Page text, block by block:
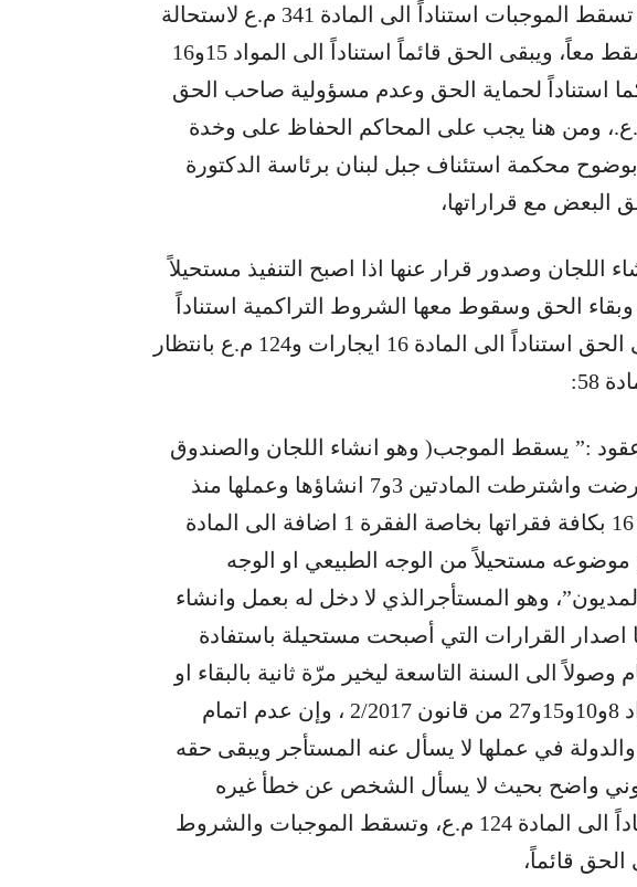
والمفترض توفرها بالتزامن، كما تسقط الموجبات استناداً الى المادة 341 م.ع لاستحالة
تطبيقها، فإما ان تطبق معاً او تسقط معاً، ويبقى الحق قائماً استناداً الى المواد 15و16
استناداً لحماية الحق وعدم مسؤولية صاحب الحق
المستأجر وفقاً للمادة 124م.ع.، ومن هنا يجب على المحاكم الحفاظ على وخدة
محكمة استئناف جبل لبنان برئاسة الدكتورة
البعض مع قراراتها،
وصدور قرار عنها اذا اصبح التنفيذ مستحيلاً
الحق وسقوط معها الشروط التراكمية استناداً
الى المادة 341م.ع والحفاظ على الحق استناداً الى المادة 16 ايجارات و124 م.ع بانتظار
58:
341 موجبات وعقود :” يسقط الموجب( وهو انشاء اللجان والصندوق
التي لم تؤلف ولم تعمل والتي فرضت واشترطت المادتين 3و7 انشاؤها وعملها منذ
صدور القانون مع شروط المادة 16 بكافة فقراتها بخاصة الفقرة 1 اضافة الى المادة
موضوعه مستحيلاً من الوجه الطبيعي او الوجه
وهو المستأجرالذي لا دخل له بعمل وانشاء
اصدار القرارات التي أصبحت مستحيلة باستفادة
الى السنة التاسعة ليخير مرّة ثانية بالبقاء او
ترك المأجور كما حصل في المواد 8و10و15و27 من قانون 2/2017 ، وإن عدم اتمام
في عملها لا يسأل عنه المستأجر ويبقى حقه
واضح بحيث لا يسأل الشخص عن خطأ غيره
وموجب الحفاظ على الحق استناداً الى المادة 124 م.ع، وتسقط الموجبات والشروط